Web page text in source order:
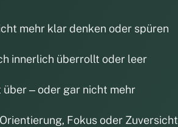
mehr klar denken oder spüren
innerlich überrollt oder leer
über – oder gar nicht mehr
Fokus oder Zuversicht